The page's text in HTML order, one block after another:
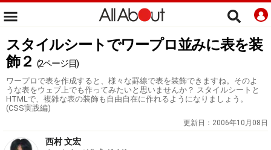
スタイルシートでワープロ並みに表を装
飾２ (2ページ目)
ワープロで表を作成すると、様々な罫線で表を装飾できますね。そのよ
うな表をウェブ上でも作ってみたいと思いませんか？ スタイルシートと
HTMLで、複雑な表の装飾も自由自在に作れるようになりましょう。
(CSS実践編)
更新日： 2006年10月08日
西村 文宏